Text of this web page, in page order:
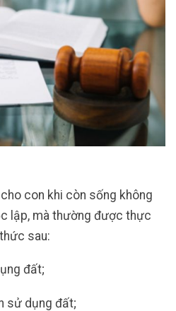
con khi còn sống không
lập, mà thường được thực
sau:
đất;
sử dụng đất;